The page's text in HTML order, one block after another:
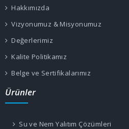
Hakkımızda
Vizyonumuz & Misyonumuz
Değerlerimiz
Kalite Politikamız
Belge ve Sertifikalarımız
Ürünler
Su ve Nem Yalıtım Çözümleri